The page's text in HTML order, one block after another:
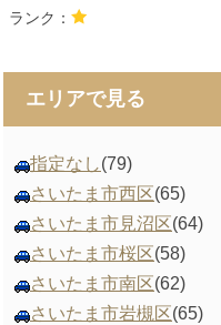
ランク：
エリアで見る
指定なし(79)
さいたま市西区(65)
さいたま市見沼区(64)
さいたま市桜区(58)
さいたま市南区(62)
さいたま市岩槻区(65)